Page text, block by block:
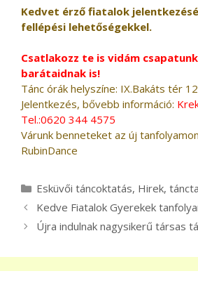
Kedvet érző fiatalok
fellépési lehetőségekkel.
Csatlakozz te is vidám
barátaidnak is!
Tánc órák helyszíne: IX.Bakáts tér
Jelentkezés, bővebb információ:
Tel.:0620 344 4575
Várunk benneteket az új
RubinDance
Kategória
Esküvői táncoktatás, Hirek,
Bejegyzés
navigáció
Kedve Fiatalok Gyerekek
Újra indulnak nagysikerű társas